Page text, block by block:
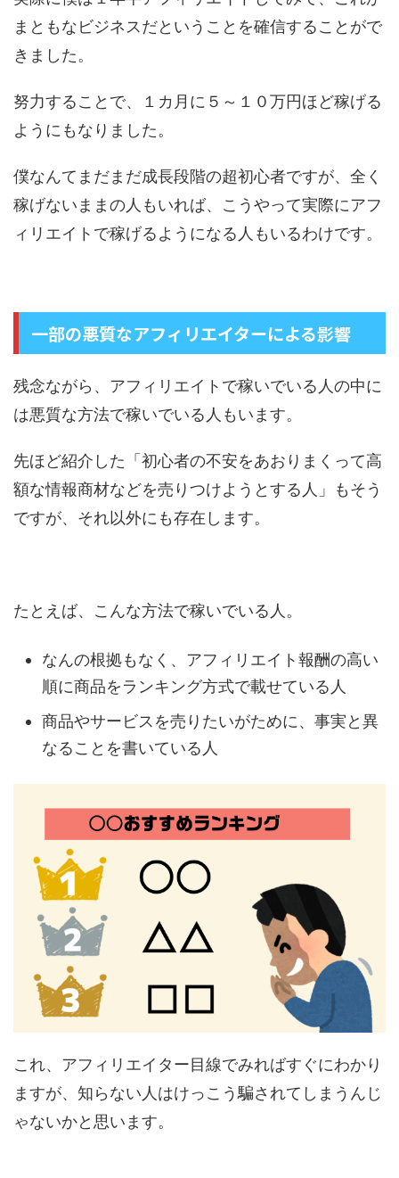
まともなビジネスだということを確信することがで
きました。
努力することで、１カ月に５～１０万円ほど稼げる
ようにもなりました。
僕なんてまだまだ成長段階の超初心者ですが、全く
稼げないままの人もいれば、こうやって実際にアフ
ィリエイトで稼げるようになる人もいるわけです。
一部の悪質なアフィリエイターによる影響
残念ながら、アフィリエイトで稼いでいる人の中に
は悪質な方法で稼いでいる人もいます。
先ほど紹介した「初心者の不安をあおりまくって高
額な情報商材などを売りつけようとする人」もそう
ですが、それ以外にも存在します。
たとえば、こんな方法で稼いでいる人。
なんの根拠もなく、アフィリエイト報酬の高い
順に商品をランキング方式で載せている人
商品やサービスを売りたいがために、事実と異
なることを書いている人
これ、アフィリエイター目線でみればすぐにわかり
ますが、知らない人はけっこう騙されてしまうんじ
ゃないかと思います。